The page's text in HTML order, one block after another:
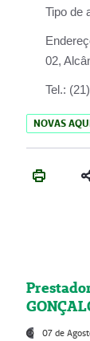
Tipo de
02,
Tel.:
NOVAS
07 de